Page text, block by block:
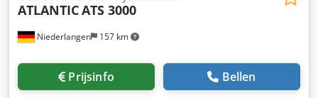
Niederlangen 157 km
ATLANTICATS 3000
Prijsinfo Bellen